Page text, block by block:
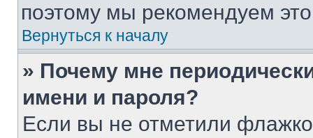
поэтому мы рекомендуем
Вернуться к началу
» Почему мне
имени и пароля?
Если вы не отметили